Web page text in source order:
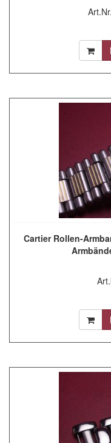
Cartier Rollen-